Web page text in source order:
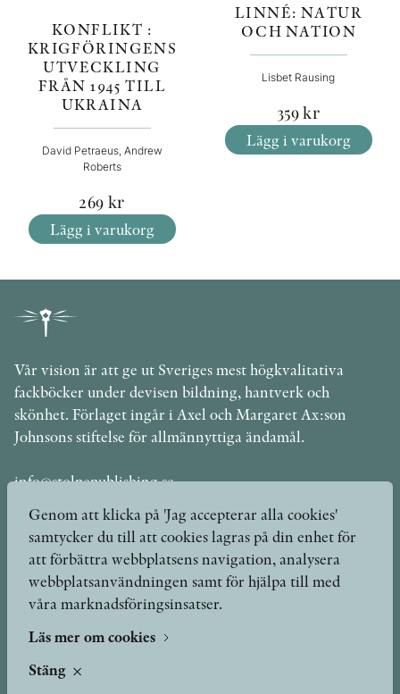
KONFLIKT :
KRIGFÖRINGENS
UTVECKLING
FRÅN 1945 TILL
UKRAINA
David Petraeus, Andrew
Roberts
269 kr
Lägg i varukorg
LINNÉ: NATUR
OCH NATION
Lisbet Rausing
359kr
Lägg i varukorg
Vår vision är att ge ut Sveriges mest högkvalitativa
fackböcker under devisen bildning, hantverk och
skönhet. Förlaget ingår i Axel och Margaret Ax:son
Johnsons stiftelse för allmännyttiga ändamål.
info@stolpepublishing.se
Böcker
Författare
Hilma af Klint
Om oss
Genom att klicka på 'Jag accepterar alla cookies'
samtycker du till att cookies lagras på din enhet för
att förbättra webbplatsens navigation, analysera
webbplatsanvändningen samt för hjälpa till med
våra marknadsföringsinsatser.
Läs mer om cookies
Stäng